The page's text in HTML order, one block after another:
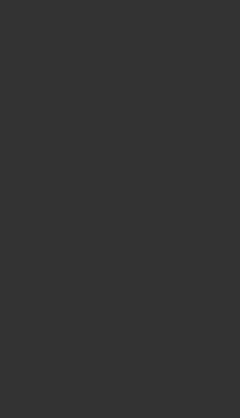
FRECKLE SPECKLES グリッ